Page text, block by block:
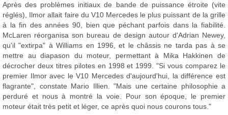
Après des problèmes initiaux de bande de puissance étroite (vite
réglés), Ilmor allait faire du V10 Mercedes le plus puissant de la grille
à la fin des années 90, bien que péchant parfois dans la fiabilité.
McLaren réorganisa son bureau de design autour d'Adrian Newey,
qu'il "extirpa" à Williams en 1996, et le châssis ne tarda pas à se
mettre au diapason du moteur, permettant à Mika Hakkinen de
décrocher deux titres pilotes en 1998 et 1999. "Si vous comparez le
premier Ilmor avec le V10 Mercedes d'aujourd'hui, la différence est
flagrante", constate Mario Illien. "Mais une certaine philosophie a
perduré et nous à montré la voie. Pour son époque, le premier
moteur était très petit et léger, ce après quoi nous courons tous."